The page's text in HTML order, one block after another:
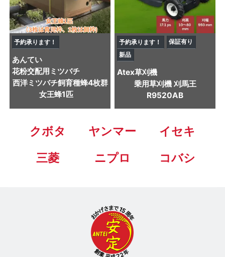
予約承ります！
あんてい
花粉交配用ミツバチ
西洋ミツバチ飼育種蜂4枚群
女王蜂1匹
予約承ります！
保証有り
新品
Atex草刈機
乗用草刈機 刈馬王
R9520AB
クボタ ヤンマー
イセキ
三菱
ニプロ コバシ